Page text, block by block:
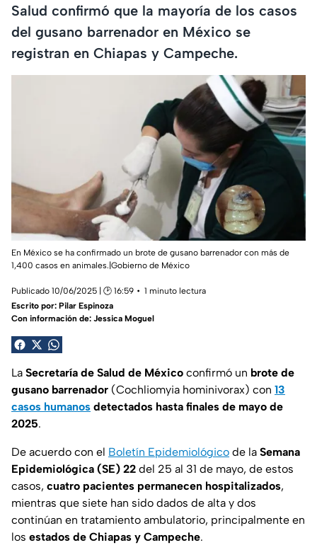
Salud confirmó que la mayoría de los casos
del gusano barrenador en México se
registran en Chiapas y Campeche.
En México se ha confirmado un brote de gusano barrenador con más de
1,400 casos en animales.|Gobierno de México
Publicado 10/06/2025 | 🕑 16:59
1 minuto lectura
Escrito por: Pilar Espinoza
Con información de: Jessica Moguel
La Secretaría de Salud de México confirmó un brote de
gusano barrenador (Cochliomyia hominivorax) con 13
casos humanos detectados hasta finales de mayo de
2025.
De acuerdo con el Boletín Epidemiológico de la Semana
Epidemiológica (SE) 22 del 25 al 31 de mayo, de estos
casos, cuatro pacientes permanecen hospitalizados,
mientras que siete han sido dados de alta y dos
continúan en tratamiento ambulatorio, principalmente en
los estados de Chiapas y Campeche.